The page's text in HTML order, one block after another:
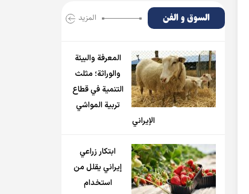
السوق و الفن المزید
المعرفة والبيئة
والوراثة؛ مثلث
التنمية في قطاع
تربية المواشي
الإيراني
ابتكار زراعي
إيراني يقلل من
استخدام